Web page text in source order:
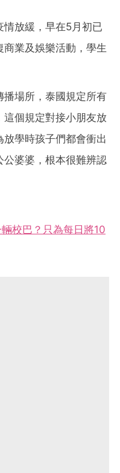
放緩，早在5月初已
業及娛樂活動，學生
場所，泰國規定所有
個規定對接小朋友放
學時孩子們都會衝出
婆婆，根本很難辨認
校巴？只為每日將10